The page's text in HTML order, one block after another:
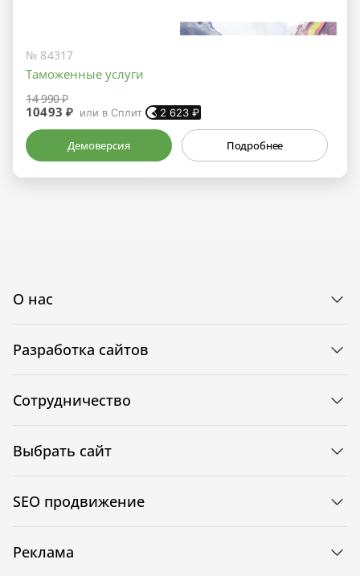
№ 84317
Таможенные услуги
14 990 ₽
10493 ₽ или в Сплит 2 623 ₽
Демоверсия Подробнее
О нас
Разработка сайтов
Сотрудничество
Выбрать сайт
SEO продвижение
Реклама